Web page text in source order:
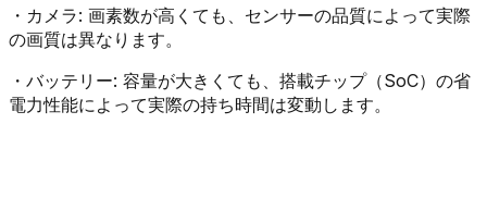
・ カメラ: 画素数が高くても、センサーの品質によって実際
の画質は異なります。
・ バッテリー: 容量が大きくても、搭載チップ（SoC）の省
電力性能によって実際の持ち時間は変動します。